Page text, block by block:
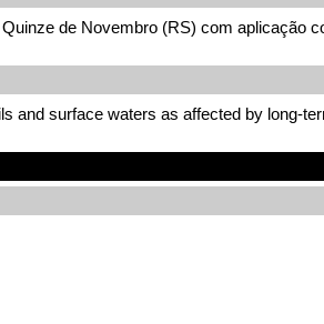
de Novembro (RS) com aplicação
and surface waters as affected by long-